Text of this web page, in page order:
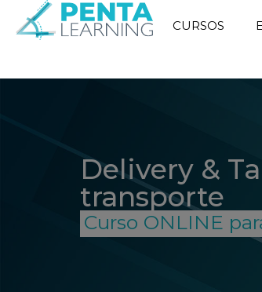
CURSOS
Delivery &
transporte
Curso ONLINE